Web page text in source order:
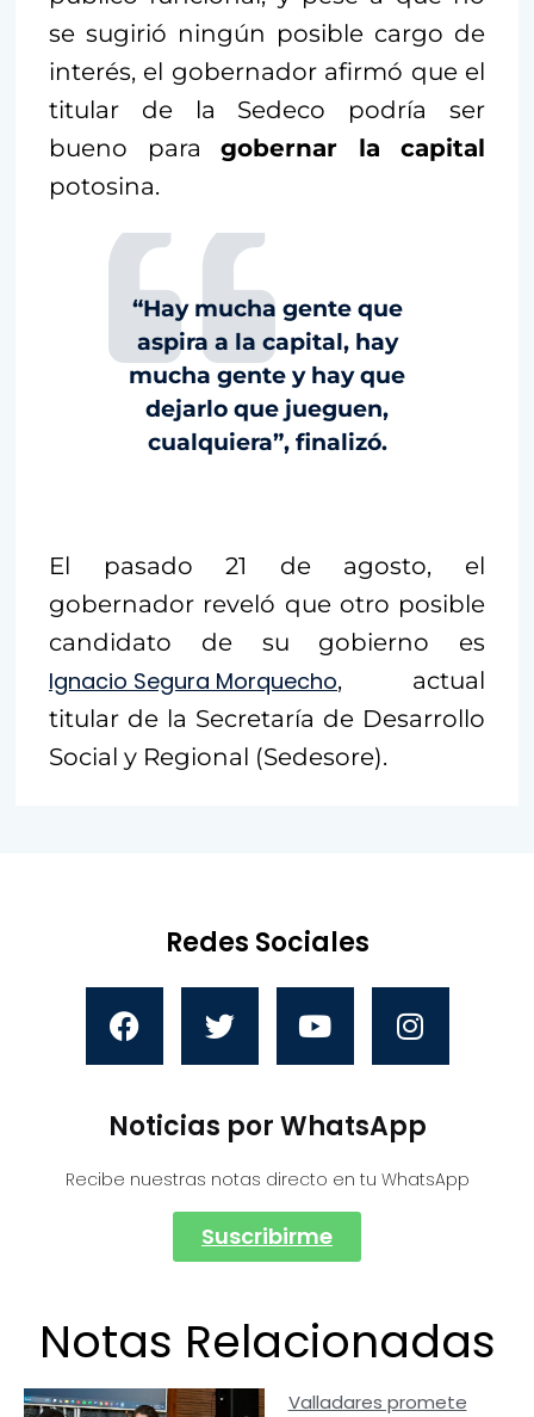
se sugirió ningún posible cargo de
interés, el gobernador afirmó que el
titular de la Sedeco podría ser
bueno para gobernar la capital
potosina.
“Hay mucha gente que
aspira a la capital, hay
mucha gente y hay que
dejarlo que jueguen,
cualquiera”, finalizó.
El pasado 21 de agosto, el
gobernador reveló que otro posible
candidato de su gobierno es
Ignacio Segura Morquecho, actual
titular de la Secretaría de Desarrollo
Social y Regional (Sedesore).
Redes Sociales
Noticias por WhatsApp
Recibe nuestras notas directo en tu WhatsApp
Suscribirme
Notas Relacionadas
Valladares promete